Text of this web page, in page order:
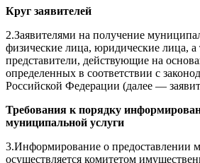
Круг заявителей
2.Заявителями на получение
физические лица, юридические лица, а
представители, действующие на
определенных в соответствии с
Российской Федерации (далее —
Требования к порядку
муниципальной услуги
3.Информирование о предоставлении
осуществляется комитетом